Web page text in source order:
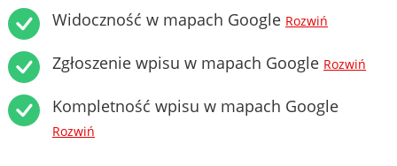
Widoczność w mapach Google Rozwiń
Zgłoszenie wpisu w mapach Google Rozwiń
Kompletność wpisu w mapach Google
Rozwiń